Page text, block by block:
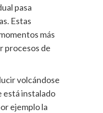
pasa
Estas
más
procesos de
volcándose
está instalado
ejemplo la